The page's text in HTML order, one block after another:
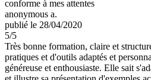
conforme à mes attentes
anonymous a.
publié le 28/04/2020
5/5
Très bonne formation, claire et
pratiques et d'outils adaptés et
généreuse et enthousiaste. Elle sait